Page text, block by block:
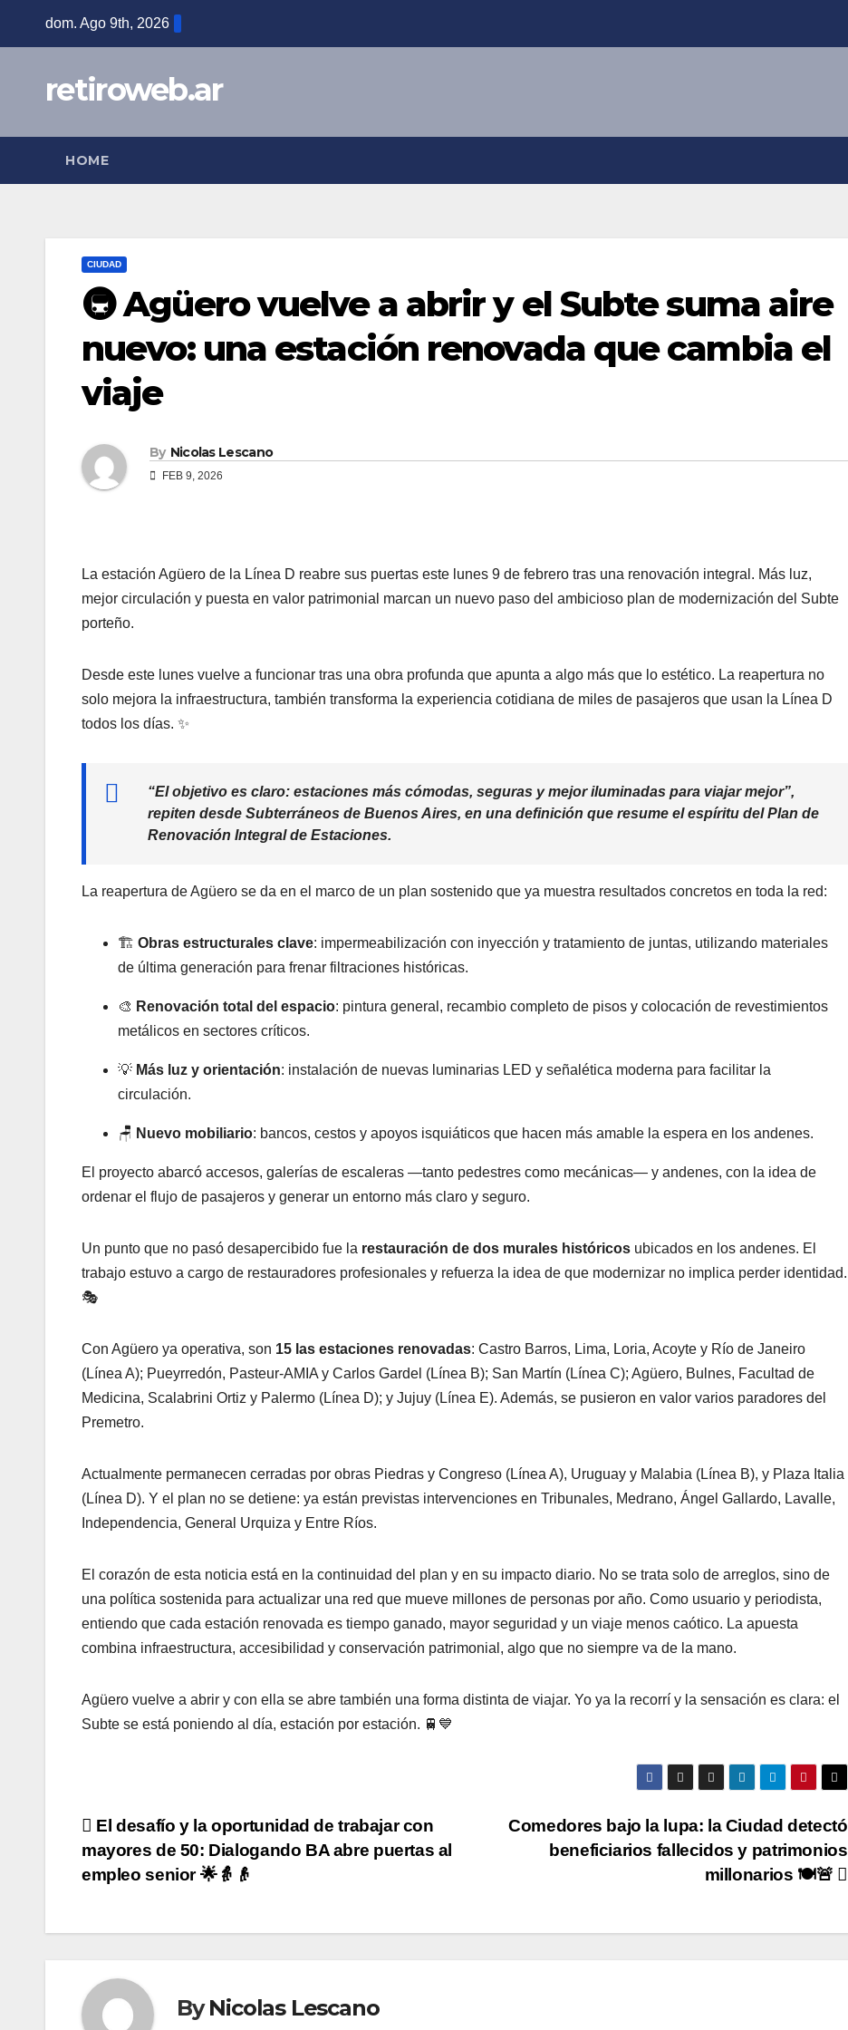
dom. Ago 9th, 2026
retiroweb.ar
HOME
CIUDAD
🚇 Agüero vuelve a abrir y el Subte suma aire
nuevo: una estación renovada que cambia el
viaje
By Nicolas Lescano
FEB 9, 2026
La estación Agüero de la Línea D reabre sus puertas este lunes 9 de febrero tras una renovación integral. Más luz,
mejor circulación y puesta en valor patrimonial marcan un nuevo paso del ambicioso plan de modernización del Subte
porteño.
Desde este lunes vuelve a funcionar tras una obra profunda que apunta a algo más que lo estético. La reapertura no
solo mejora la infraestructura, también transforma la experiencia cotidiana de miles de pasajeros que usan la Línea D
todos los días. ✨
“El objetivo es claro: estaciones más cómodas, seguras y mejor iluminadas para viajar mejor”,
repiten desde Subterráneos de Buenos Aires, en una definición que resume el espíritu del Plan de
Renovación Integral de Estaciones.
La reapertura de Agüero se da en el marco de un plan sostenido que ya muestra resultados concretos en toda la red:
🏗️ Obras estructurales clave: impermeabilización con inyección y tratamiento de juntas, utilizando materiales
de última generación para frenar filtraciones históricas.
🎨 Renovación total del espacio: pintura general, recambio completo de pisos y colocación de revestimientos
metálicos en sectores críticos.
💡 Más luz y orientación: instalación de nuevas luminarias LED y señalética moderna para facilitar la
circulación.
🪑 Nuevo mobiliario: bancos, cestos y apoyos isquiáticos que hacen más amable la espera en los andenes.
El proyecto abarcó accesos, galerías de escaleras —tanto pedestres como mecánicas— y andenes, con la idea de
ordenar el flujo de pasajeros y generar un entorno más claro y seguro.
Un punto que no pasó desapercibido fue la restauración de dos murales históricos ubicados en los andenes. El
trabajo estuvo a cargo de restauradores profesionales y refuerza la idea de que modernizar no implica perder identidad.
🎭
Con Agüero ya operativa, son 15 las estaciones renovadas: Castro Barros, Lima, Loria, Acoyte y Río de Janeiro
(Línea A); Pueyrredón, Pasteur-AMIA y Carlos Gardel (Línea B); San Martín (Línea C); Agüero, Bulnes, Facultad de
Medicina, Scalabrini Ortiz y Palermo (Línea D); y Jujuy (Línea E). Además, se pusieron en valor varios paradores del
Premetro.
Actualmente permanecen cerradas por obras Piedras y Congreso (Línea A), Uruguay y Malabia (Línea B), y Plaza Italia
(Línea D). Y el plan no se detiene: ya están previstas intervenciones en Tribunales, Medrano, Ángel Gallardo, Lavalle,
Independencia, General Urquiza y Entre Ríos.
El corazón de esta noticia está en la continuidad del plan y en su impacto diario. No se trata solo de arreglos, sino de
una política sostenida para actualizar una red que mueve millones de personas por año. Como usuario y periodista,
entiendo que cada estación renovada es tiempo ganado, mayor seguridad y un viaje menos caótico. La apuesta
combina infraestructura, accesibilidad y conservación patrimonial, algo que no siempre va de la mano.
Agüero vuelve a abrir y con ella se abre también una forma distinta de viajar. Yo ya la recorrí y la sensación es clara: el
Subte se está poniendo al día, estación por estación. 🚆💙
Navegación
de
Comedores bajo la lupa: la Ciudad detectó
beneficiarios fallecidos y patrimonios
millonarios 🍽️🚨
El desafío y la oportunidad de trabajar con
mayores de 50: Dialogando BA abre puertas al
empleo senior 🌟👵👴
ByNicolas Lescano